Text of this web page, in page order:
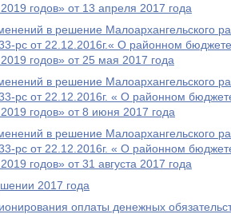
годов» от 13 апреля 2017 года
в решение Малоархангельского
рс от 22.12.2016г.« О районном
годов» от 25 мая 2017 года
в решение Малоархангельского
рс от 22.12.2016г. « О районном
годов» от 8 июня 2017 года
в решение Малоархангельского
рс от 22.12.2016г. « О районном
годов» от 31 августа 2017 года
2017 года
оплаты денежных